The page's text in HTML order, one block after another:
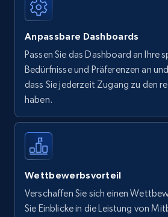
Anpassbare Dashboards
Passen Sie das Dashboard an Ihre
Bedürfnisse und Präferenzen an
dass Sie jederzeit Zugang zu den
haben.
Wettbewerbsvorteil
Verschaffen Sie sich einen
Sie Einblicke in die Leistung von